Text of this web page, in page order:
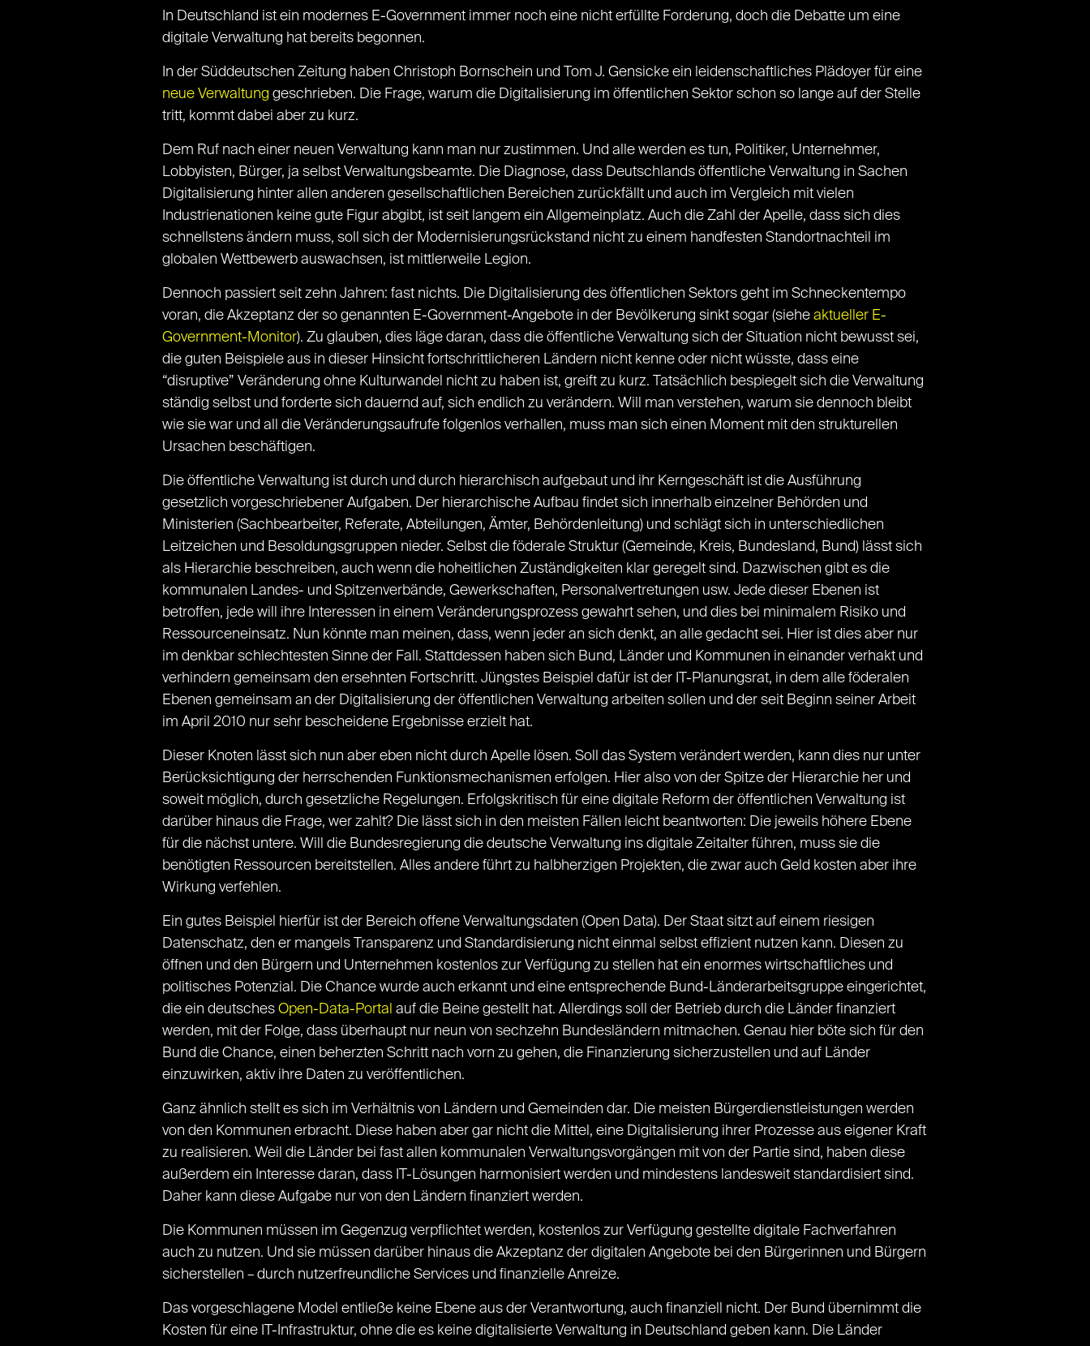
In Deutschland ist ein modernes E-Government immer noch eine nicht erfüllte Forderung, doch die Debatte um eine
digitale Verwaltung hat bereits begonnen.
In der Süddeutschen Zeitung haben Christoph Bornschein und Tom J. Gensicke ein leidenschaftliches Plädoyer für eine
neue Verwaltung geschrieben. Die Frage, warum die Digitalisierung im öffentlichen Sektor schon so lange auf der Stelle
tritt, kommt dabei aber zu kurz.
Dem Ruf nach einer neuen Verwaltung kann man nur zustimmen. Und alle werden es tun, Politiker, Unternehmer,
Lobbyisten, Bürger, ja selbst Verwaltungsbeamte. Die Diagnose, dass Deutschlands öffentliche Verwaltung in Sachen
Digitalisierung hinter allen anderen gesellschaftlichen Bereichen zurückfällt und auch im Vergleich mit vielen
Industrienationen keine gute Figur abgibt, ist seit langem ein Allgemeinplatz. Auch die Zahl der Apelle, dass sich dies
schnellstens ändern muss, soll sich der Modernisierungsrückstand nicht zu einem handfesten Standortnachteil im
globalen Wettbewerb auswachsen, ist mittlerweile Legion.
Dennoch passiert seit zehn Jahren: fast nichts. Die Digitalisierung des öffentlichen Sektors geht im Schneckentempo
voran, die Akzeptanz der so genannten E-Government-Angebote in der Bevölkerung sinkt sogar (siehe aktueller E-
Government-Monitor). Zu glauben, dies läge daran, dass die öffentliche Verwaltung sich der Situation nicht bewusst sei,
die guten Beispiele aus in dieser Hinsicht fortschrittlicheren Ländern nicht kenne oder nicht wüsste, dass eine
“disruptive” Veränderung ohne Kulturwandel nicht zu haben ist, greift zu kurz. Tatsächlich bespiegelt sich die Verwaltung
ständig selbst und forderte sich dauernd auf, sich endlich zu verändern. Will man verstehen, warum sie dennoch bleibt
wie sie war und all die Veränderungsaufrufe folgenlos verhallen, muss man sich einen Moment mit den strukturellen
Ursachen beschäftigen.
Die öffentliche Verwaltung ist durch und durch hierarchisch aufgebaut und ihr Kerngeschäft ist die Ausführung
gesetzlich vorgeschriebener Aufgaben. Der hierarchische Aufbau findet sich innerhalb einzelner Behörden und
Ministerien (Sachbearbeiter, Referate, Abteilungen, Ämter, Behördenleitung) und schlägt sich in unterschiedlichen
Leitzeichen und Besoldungsgruppen nieder. Selbst die föderale Struktur (Gemeinde, Kreis, Bundesland, Bund) lässt sich
als Hierarchie beschreiben, auch wenn die hoheitlichen Zuständigkeiten klar geregelt sind. Dazwischen gibt es die
kommunalen Landes- und Spitzenverbände, Gewerkschaften, Personalvertretungen usw. Jede dieser Ebenen ist
betroffen, jede will ihre Interessen in einem Veränderungsprozess gewahrt sehen, und dies bei minimalem Risiko und
Ressourceneinsatz. Nun könnte man meinen, dass, wenn jeder an sich denkt, an alle gedacht sei. Hier ist dies aber nur
im denkbar schlechtesten Sinne der Fall. Stattdessen haben sich Bund, Länder und Kommunen in einander verhakt und
verhindern gemeinsam den ersehnten Fortschritt. Jüngstes Beispiel dafür ist der IT-Planungsrat, in dem alle föderalen
Ebenen gemeinsam an der Digitalisierung der öffentlichen Verwaltung arbeiten sollen und der seit Beginn seiner Arbeit
im April 2010 nur sehr bescheidene Ergebnisse erzielt hat.
Dieser Knoten lässt sich nun aber eben nicht durch Apelle lösen. Soll das System verändert werden, kann dies nur unter
Berücksichtigung der herrschenden Funktionsmechanismen erfolgen. Hier also von der Spitze der Hierarchie her und
soweit möglich, durch gesetzliche Regelungen. Erfolgskritisch für eine digitale Reform der öffentlichen Verwaltung ist
darüber hinaus die Frage, wer zahlt? Die lässt sich in den meisten Fällen leicht beantworten: Die jeweils höhere Ebene
für die nächst untere. Will die Bundesregierung die deutsche Verwaltung ins digitale Zeitalter führen, muss sie die
benötigten Ressourcen bereitstellen. Alles andere führt zu halbherzigen Projekten, die zwar auch Geld kosten aber ihre
Wirkung verfehlen.
Ein gutes Beispiel hierfür ist der Bereich offene Verwaltungsdaten (Open Data). Der Staat sitzt auf einem riesigen
Datenschatz, den er mangels Transparenz und Standardisierung nicht einmal selbst effizient nutzen kann. Diesen zu
öffnen und den Bürgern und Unternehmen kostenlos zur Verfügung zu stellen hat ein enormes wirtschaftliches und
politisches Potenzial. Die Chance wurde auch erkannt und eine entsprechende Bund-Länderarbeitsgruppe eingerichtet,
die ein deutsches Open-Data-Portal auf die Beine gestellt hat. Allerdings soll der Betrieb durch die Länder finanziert
werden, mit der Folge, dass überhaupt nur neun von sechzehn Bundesländern mitmachen. Genau hier böte sich für den
Bund die Chance, einen beherzten Schritt nach vorn zu gehen, die Finanzierung sicherzustellen und auf Länder
einzuwirken, aktiv ihre Daten zu veröffentlichen.
Ganz ähnlich stellt es sich im Verhältnis von Ländern und Gemeinden dar. Die meisten Bürgerdienstleistungen werden
von den Kommunen erbracht. Diese haben aber gar nicht die Mittel, eine Digitalisierung ihrer Prozesse aus eigener Kraft
zu realisieren. Weil die Länder bei fast allen kommunalen Verwaltungsvorgängen mit von der Partie sind, haben diese
außerdem ein Interesse daran, dass IT-Lösungen harmonisiert werden und mindestens landesweit standardisiert sind.
Daher kann diese Aufgabe nur von den Ländern finanziert werden.
Die Kommunen müssen im Gegenzug verpflichtet werden, kostenlos zur Verfügung gestellte digitale Fachverfahren
auch zu nutzen. Und sie müssen darüber hinaus die Akzeptanz der digitalen Angebote bei den Bürgerinnen und Bürgern
sicherstellen – durch nutzerfreundliche Services und finanzielle Anreize.
Das vorgeschlagene Model entließe keine Ebene aus der Verantwortung, auch finanziell nicht. Der Bund übernimmt die
Kosten für eine IT-Infrastruktur, ohne die es keine digitalisierte Verwaltung in Deutschland geben kann. Die Länder